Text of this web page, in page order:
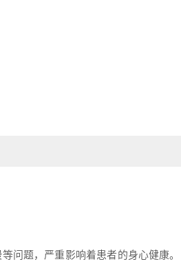
问题，严重影响着患者的身心健康。